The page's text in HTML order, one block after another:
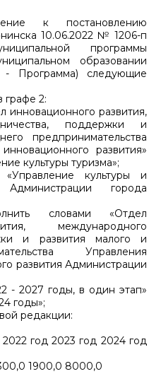
к постановлению
10.06.2022 № 1206-п
программы
образовании
- Программа) следующие
графе 2:
инновационного развития,
поддержки и
предпринимательства
развития»
культуры туризма»;
культуры и
города
словами «Отдел
международного
и развития малого и
Управления
развития Администрации
- 2027 годы, в один этап»
годы»;
редакции:
год 2023 год 2024 год
1900,0 8000,0